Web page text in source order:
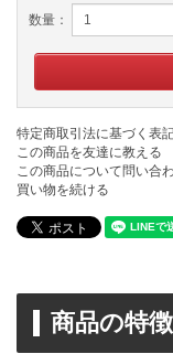
数量：
特定商取引法に基づく表
この商品を友達に教える
この商品について問い合
買い物を続ける
商品の特徴